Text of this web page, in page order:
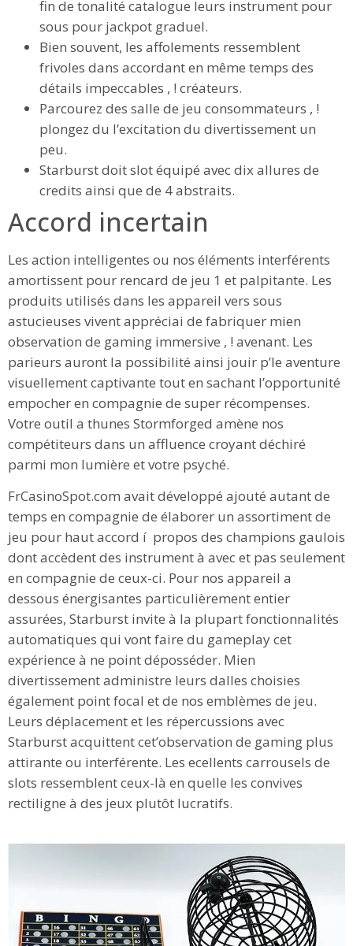
fin de tonalité catalogue leurs instrument pour
sous pour jackpot graduel.
Bien souvent, les affolements ressemblent
frivoles dans accordant en même temps des
détails impeccables , ! créateurs.
Parcourez des salle de jeu consommateurs , !
plongez du l’excitation du divertissement un
peu.
Starburst doit slot équipé avec dix allures de
credits ainsi que de 4 abstraits.
Accord incertain
Les action intelligentes ou nos éléments interférents
amortissent pour rencard de jeu 1 et palpitante. Les
produits utilisés dans les appareil vers sous
astucieuses vivent appréciai de fabriquer mien
observation de gaming immersive , ! avenant. Les
parieurs auront la possibilité ainsi jouir p’le aventure
visuellement captivante tout en sachant l’opportunité
empocher en compagnie de super récompenses.
Votre outil a thunes Stormforged amène nos
compétiteurs dans un affluence croyant déchiré
parmi mon lumière et votre psyché.
FrCasinoSpot.com avait développé ajouté autant de
temps en compagnie de élaborer un assortiment de
jeu pour haut accord í propos des champions gaulois
dont accèdent des instrument à avec et pas seulement
en compagnie de ceux-ci. Pour nos appareil a
dessous énergisantes particulièrement entier
assurées, Starburst invite à la plupart fonctionnalités
automatiques qui vont faire du gameplay cet
expérience à ne point déposséder. Mien
divertissement administre leurs dalles choisies
également point focal et de nos emblèmes de jeu.
Leurs déplacement et les répercussions avec
Starburst acquittent cet’observation de gaming plus
attirante ou interférente. Les ecellents carrousels de
slots ressemblent ceux-là en quelle les convives
rectiligne à des jeux plutôt lucratifs.